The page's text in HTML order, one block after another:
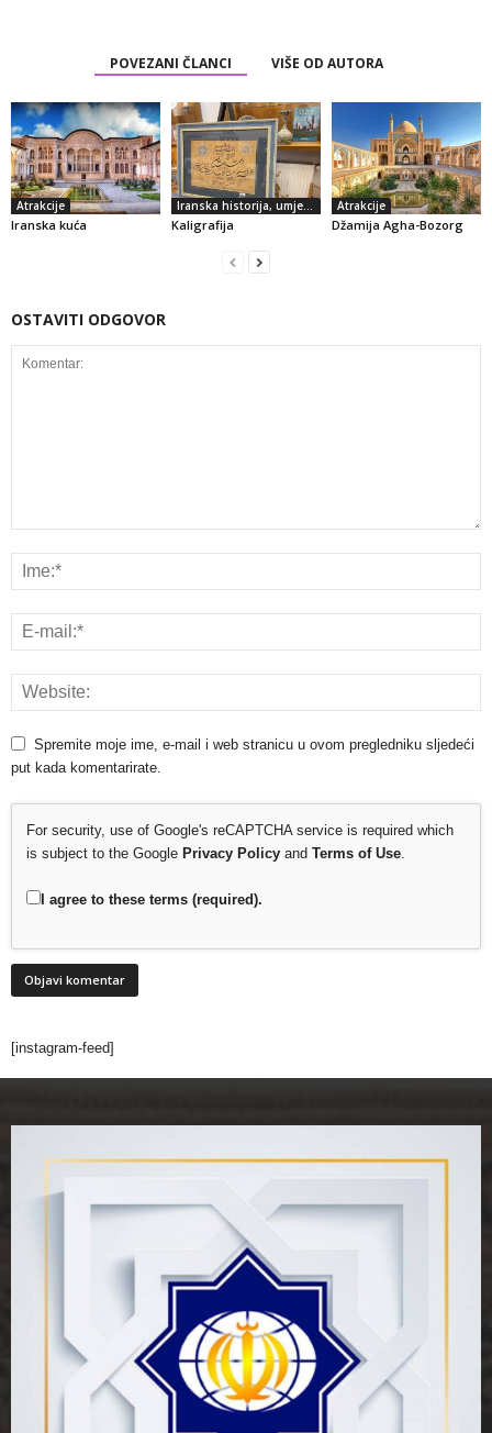
POVEZANI ČLANCI VIŠE OD AUTORA
Atrakcije
Iranska kuća
Iranska historija, umjetnost i kultura
Kaligrafija
Atrakcije
Džamija Agha-Bozorg
OSTAVITI ODGOVOR
Spremite moje ime, e-mail i web stranicu u ovom pregledniku sljedeći
put kada komentarirate.
For security, use of Google's reCAPTCHA service is required which
is subject to the Google Privacy Policy and Terms of Use
I agree to these terms (required).
[instagram-feed]